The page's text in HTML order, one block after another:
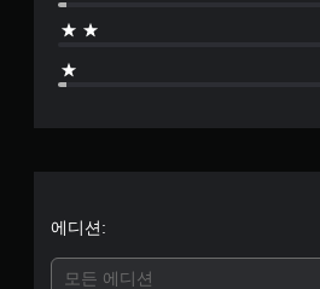
에디션:
모든 에디션